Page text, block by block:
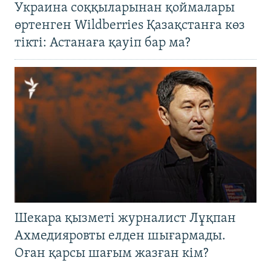
Украина соққыларынан қоймалары
өртенген Wildberries Қазақстанға көз
тікті: Астанаға қауіп бар ма?
Шекара қызметі журналист Лұқпан
Ахмедияровты елден шығармады.
Оған қарсы шағым жазған кім?